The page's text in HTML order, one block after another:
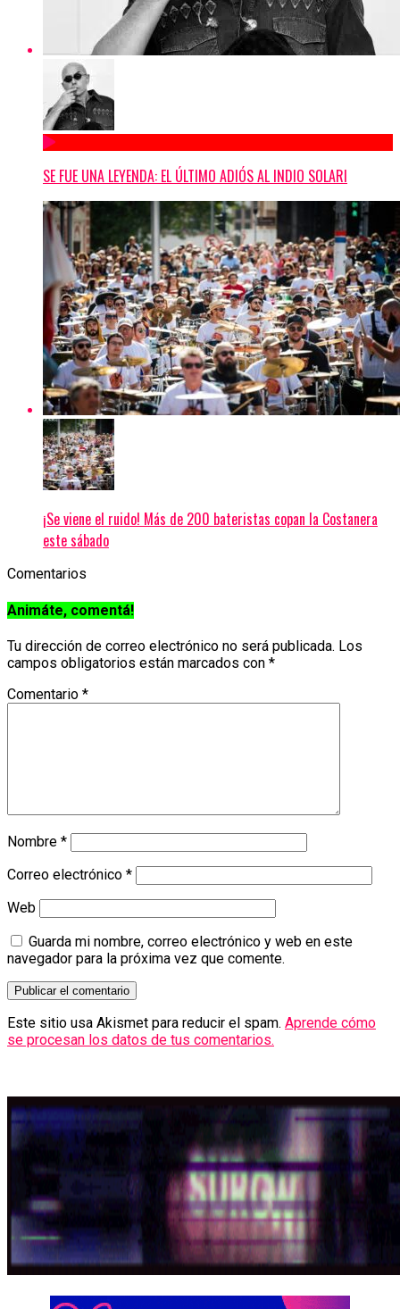
SE FUE UNA LEYENDA: EL ÚLTIMO ADIÓS AL INDIO SOLARI
¡Se viene el ruido! Más de 200 bateristas copan la Costanera
este sábado
Comentarios
Animáte, comentá!
Tu dirección de correo electrónico no será publicada. Los
campos obligatorios están marcados con *
Comentario *
Nombre *
Correo electrónico *
Web
Guarda mi nombre, correo electrónico y web en este
navegador para la próxima vez que comente.
Este sitio usa Akismet para reducir el spam. Aprende cómo
se procesan los datos de tus comentarios.